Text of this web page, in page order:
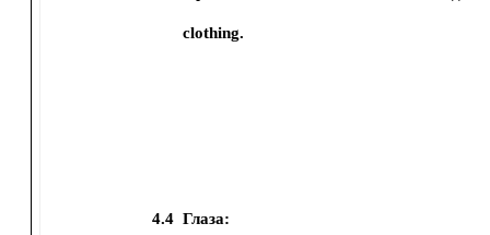
clothing.
4.4 Глаза: